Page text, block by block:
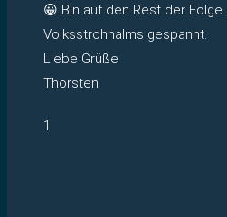
😀 Bin auf den Rest der
Volksstrohhalms gespannt.
Liebe Grüße
Thorsten
1